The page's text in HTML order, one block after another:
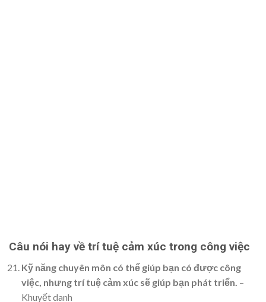
Câu nói hay về trí tuệ cảm xúc trong công việc
Kỹ năng chuyên môn có thể giúp bạn có được công
việc, nhưng trí tuệ cảm xúc sẽ giúp bạn phát triển. –
Khuyết danh